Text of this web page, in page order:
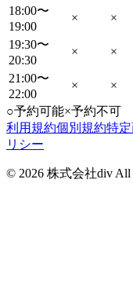
18:00〜
19:00
× ×
19:30〜
20:30
× ×
21:00〜
22:00
× ×
○予約可能×予約不可
利用規約個別規約特
リシー
© 2026 株式会社div All